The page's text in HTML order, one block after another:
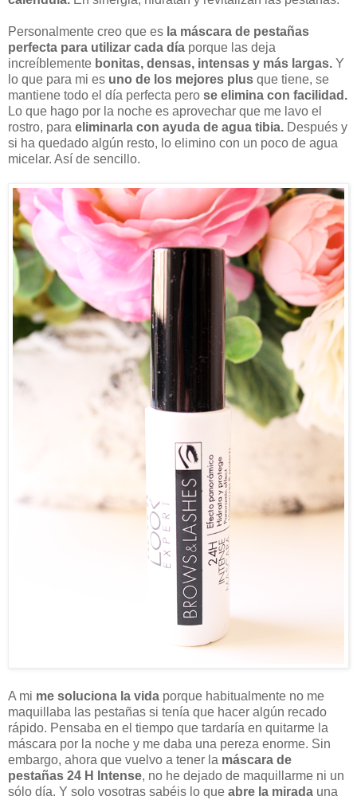
Personalmente creo que es la máscara de pestañas
perfecta para utilizar cada día porque las deja
increíblemente bonitas, densas, intensas y más largas. Y
lo que para mi es uno de los mejores plus que tiene, se
mantiene todo el día perfecta pero se elimina con facilidad.
Lo que hago por la noche es aprovechar que me lavo el
rostro, para eliminarla con ayuda de agua tibia. Después y
si ha quedado algún resto, lo elimino con un poco de agua
micelar. Así de sencillo.
A mi me soluciona la vida porque habitualmente no me
maquillaba las pestañas si tenía que hacer algún recado
rápido. Pensaba en el tiempo que tardaría en quitarme la
máscara por la noche y me daba una pereza enorme. Sin
embargo, ahora que vuelvo a tener la máscara de
pestañas 24 H Intense, no he dejado de maquillarme ni un
sólo día. Y solo vosotras sabéis lo que abre la mirada una